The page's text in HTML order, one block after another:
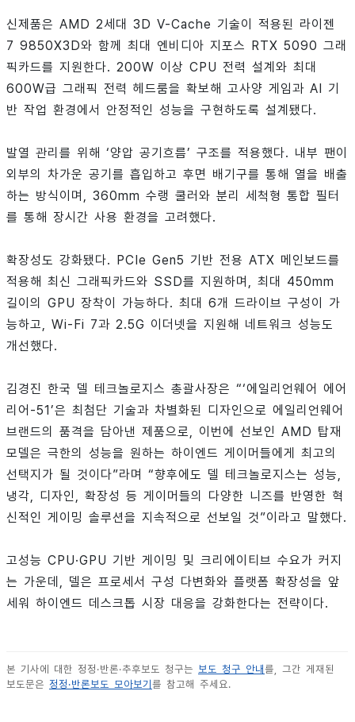
신제품은 AMD 2세대 3D V-Cache 기술이 적용된 라이젠
7 9850X3D와 함께 최대 엔비디아 지포스 RTX 5090 그래
픽카드를 지원한다. 200W 이상 CPU 전력 설계와 최대
600W급 그래픽 전력 헤드룸을 확보해 고사양 게임과 AI 기
반 작업 환경에서 안정적인 성능을 구현하도록 설계됐다.
발열 관리를 위해 ‘양압 공기흐름’ 구조를 적용했다. 내부 팬이
외부의 차가운 공기를 흡입하고 후면 배기구를 통해 열을 배출
하는 방식이며, 360mm 수랭 쿨러와 분리 세척형 통합 필터
를 통해 장시간 사용 환경을 고려했다.
확장성도 강화됐다. PCIe Gen5 기반 전용 ATX 메인보드를
적용해 최신 그래픽카드와 SSD를 지원하며, 최대 450mm
길이의 GPU 장착이 가능하다. 최대 6개 드라이브 구성이 가
능하고, Wi-Fi 7과 2.5G 이더넷을 지원해 네트워크 성능도
개선했다.
김경진 한국 델 테크놀로지스 총괄사장은 “‘에일리언웨어 에어
리어-51’은 최첨단 기술과 차별화된 디자인으로 에일리언웨어
브랜드의 품격을 담아낸 제품으로, 이번에 선보인 AMD 탑재
모델은 극한의 성능을 원하는 하이엔드 게이머들에게 최고의
선택지가 될 것이다”라며 “향후에도 델 테크놀로지스는 성능,
냉각, 디자인, 확장성 등 게이머들의 다양한 니즈를 반영한 혁
신적인 게이밍 솔루션을 지속적으로 선보일 것”이라고 말했다.
고성능 CPU·GPU 기반 게이밍 및 크리에이티브 수요가 커지
는 가운데, 델은 프로세서 구성 다변화와 플랫폼 확장성을 앞
세워 하이엔드 데스크톱 시장 대응을 강화한다는 전략이다.
본 기사에 대한 정정·반론·추후보도 청구는 보도 청구 안내 를, 그간 게재된
보도문은 정정·반론보도 모아보기 를 참고해 주세요.